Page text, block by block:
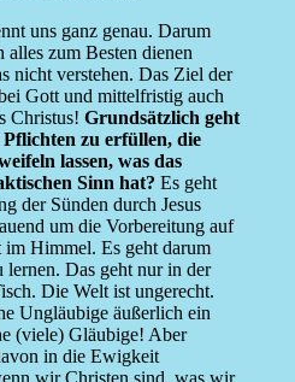
uns ganz genau. Darum
alles zum Besten dienen
nicht verstehen. Das Ziel der
Gott und mittelfristig auch
Christus! Grundsätzlich geht
zu erfüllen, die
lassen, was das
Sinn hat? Es geht
der Sünden durch Jesus
um die Vorbereitung auf
Himmel. Es geht darum
Das geht nur in der
Die Welt ist ungerecht.
Ungläubige äußerlich ein
(viele) Gläubige! Aber
in die Ewigkeit
wir Christen sind, was wir